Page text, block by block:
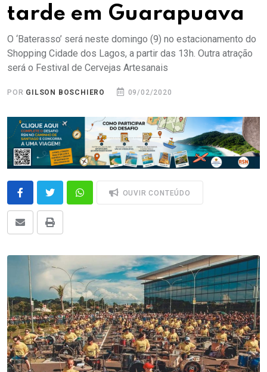
tarde em Guarapuava
O ‘Baterasso’ será neste domingo (9) no estacionamento do
Shopping Cidade dos Lagos, a partir das 13h. Outra atração
será o Festival de Cervejas Artesanais
POR GILSON BOSCHIERO 09/02/2020
OUVIR CONTEÚDO